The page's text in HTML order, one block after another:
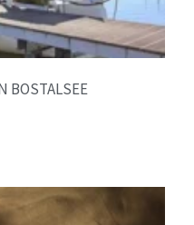
BOSTALSEE